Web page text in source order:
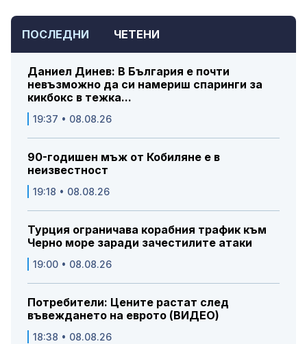
ПОСЛЕДНИ ЧЕТЕНИ
Даниел Динев: В България е почти
невъзможно да си намериш спаринги за
кикбокс в тежка...
19:37 • 08.08.26
90-годишен мъж от Кобиляне е в
неизвестност
19:18 • 08.08.26
Турция ограничава корабния трафик към
Черно море заради зачестилите атаки
19:00 • 08.08.26
Потребители: Цените растат след
въвеждането на еврото (ВИДЕО)
18:38 • 08.08.26